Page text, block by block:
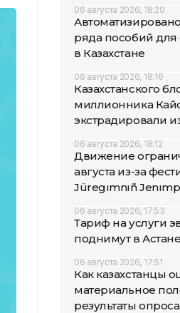
06 августа 2026, 18:20
ряда пособий
в Казахстане
06 августа 2026, 18:16
Казахстанского
миллионника
экстрадировали
06 августа 2026, 18:12
Движение
августа из-за
Jüregımnıñ
06 августа 2026, 17:53
Тариф на услуги
поднимут в Астане
06 августа 2026, 17:51
Как казахстанцы
материальное
результаты опроса